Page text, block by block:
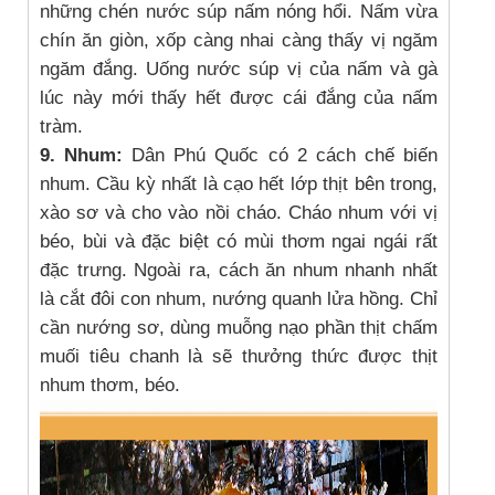
những chén nước súp nấm nóng hổi. Nấm vừa
chín ăn giòn, xốp càng nhai càng thấy vị ngăm
ngăm đắng. Uống nước súp vị của nấm và gà
lúc này mới thấy hết được cái đắng của nấm
tràm.
9. Nhum:
Dân Phú Quốc có 2 cách chế biến
nhum. Cầu kỳ nhất là cạo hết lớp thịt bên trong,
xào sơ và cho vào nồi cháo. Cháo nhum với vị
béo, bùi và đặc biệt có mùi thơm ngai ngái rất
đặc trưng. Ngoài ra, cách ăn nhum nhanh nhất
là cắt đôi con nhum, nướng quanh lửa hồng. Chỉ
cần nướng sơ, dùng muỗng nạo phần thịt chấm
muối tiêu chanh là sẽ thưởng thức được thịt
nhum thơm, béo.